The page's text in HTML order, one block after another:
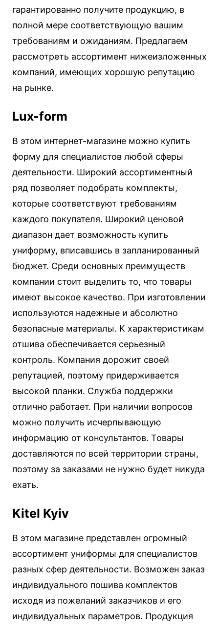
гарантированно получите продукцию, в
полной мере соответствующую вашим
требованиям и ожиданиям. Предлагаем
рассмотреть ассортимент нижеизложенных
компаний, имеющих хорошую репутацию
на рынке.
Lux-form
В этом интернет-магазине можно купить
форму для специалистов любой сферы
деятельности. Широкий ассортиментный
ряд позволяет подобрать комплекты,
которые соответствуют требованиям
каждого покупателя. Широкий ценовой
диапазон дает возможность купить
униформу, вписавшись в запланированный
бюджет. Среди основных преимуществ
компании стоит выделить то, что товары
имеют высокое качество. При изготовлении
используются надежные и абсолютно
безопасные материалы. К характеристикам
отшива обеспечивается серьезный
контроль. Компания дорожит своей
репутацией, поэтому придерживается
высокой планки. Служба поддержки
отлично работает. При наличии вопросов
можно получить исчерпывающую
информацию от консультантов. Товары
доставляются по всей территории страны,
поэтому за заказами не нужно будет никуда
ехать.
Kitel Kyiv
В этом магазине представлен огромный
ассортимент униформы для специалистов
разных сфер деятельности. Возможен заказ
индивидуального пошива комплектов
исходя из пожеланий заказчиков и его
индивидуальных параметров. Продукция